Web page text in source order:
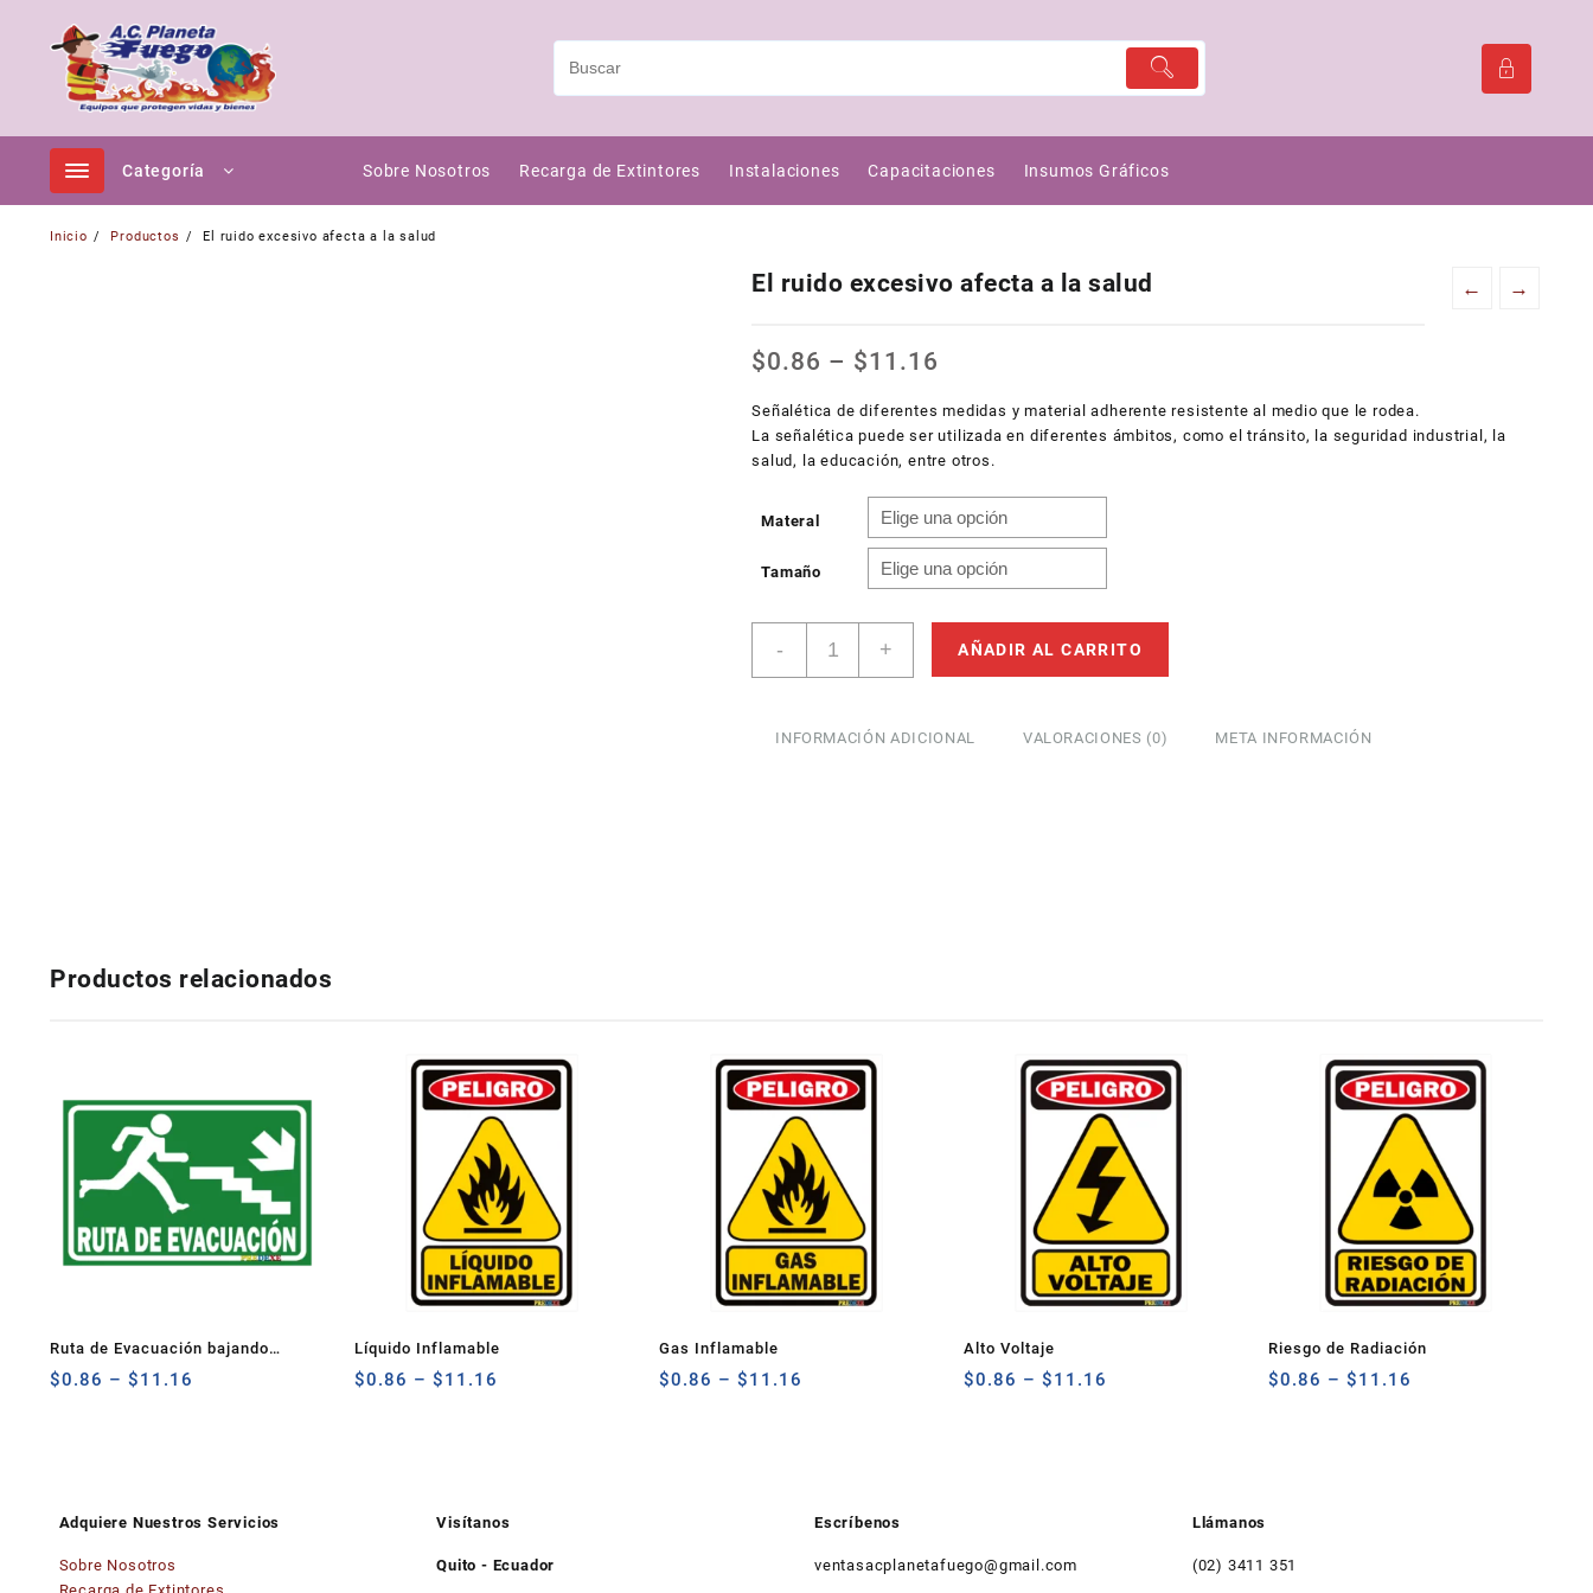
contenido
Categoría Sobre Nosotros Recarga de Extintores Instalaciones Capacitaciones Insumos Gráficos
Inicio Productos El ruido excesivo afecta a la salud
← →
El ruido excesivo afecta a la salud
$0.86 – $11.16
Señalética de diferentes medidas y material adherente resistente al medio que le rodea.
La señalética puede ser utilizada en diferentes ámbitos, como el tránsito, la seguridad industrial, la
salud, la educación, entre otros.
Materal
Tamaño
-
ruido
a
+ AÑADIR AL CARRITO
INFORMACIÓN ADICIONAL VALORACIONES (0) META INFORMACIÓN
Productos relacionados
Ruta de Evacuación bajando
gradas Derecha
$0.86 – $11.16
Líquido Inflamable
$0.86 –$11.16
Gas Inflamable
$0.86 –$11.16
Alto Voltaje
$0.86 –$11.16
Riesgo de Radiación
$0.86 –$11.16
Adquiere Nuestros Servicios
Sobre Nosotros
Visítanos
Quito - Ecuador
Escríbenos
ventasacplanetafuego@gmail.com
Llámanos
(02) 3411 351